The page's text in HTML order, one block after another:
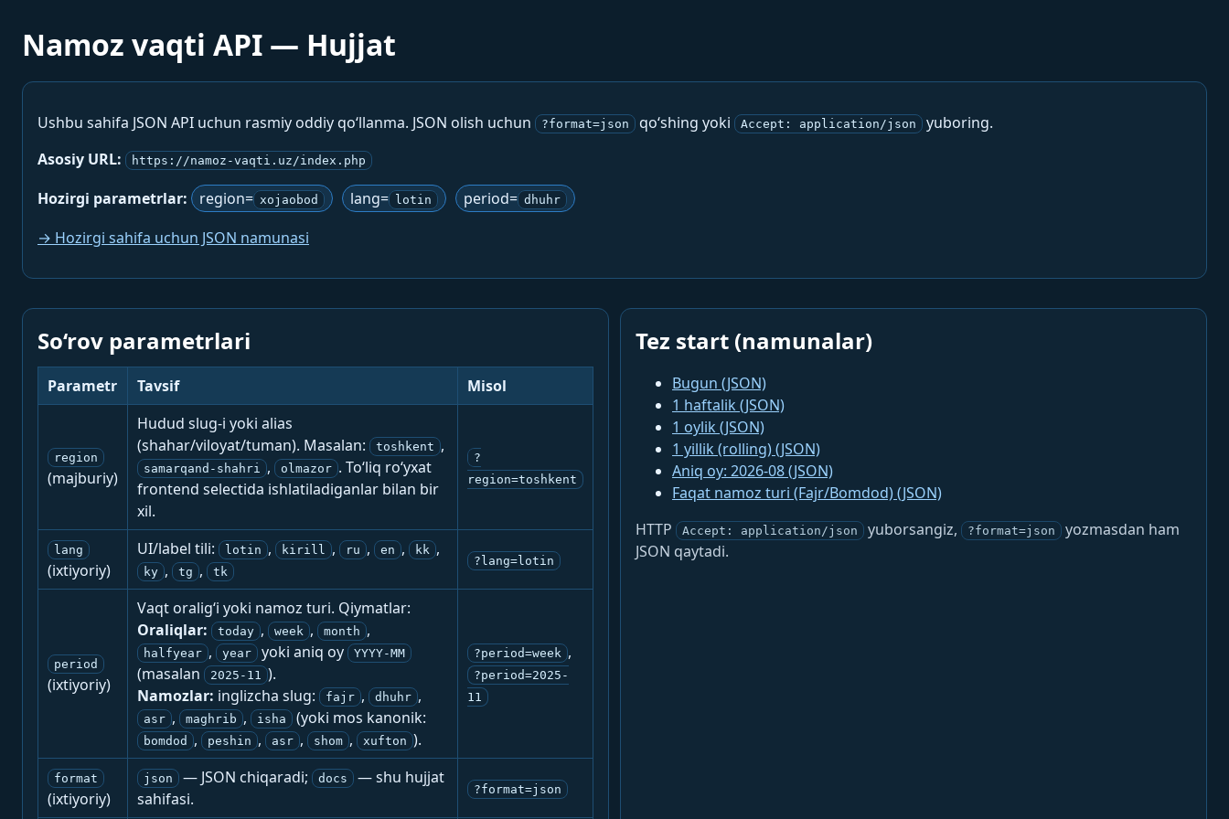
Namoz vaqti API — Hujjat
Ushbu sahifa JSON API uchun rasmiy oddiy qo‘llanma. JSON olish uchun ?format=json qo‘shing yoki Accept: application/json
yuboring.
Asosiy URL:
https://namoz-vaqti.uz/index.php
Hozirgi parametrlar: region= xojaobod lang= lotin period= dhuhr
→ Hozirgi sahifa uchun JSON namunasi
So‘rov parametrlari
Parametr Tavsif Misol
region
(majburiy)
Hudud slug-i yoki alias
(shahar/viloyat/tuman). Masalan:
toshkent ,
samarqand-shahri , olmazor . To‘liq ro‘yxat
frontend selectida ishlatiladiganlar bilan bir
xil.
?
region=toshkent
lang
(ixtiyoriy)
UI/label tili: lotin , kirill , ru , en , kk ,
ky , tg , tk
?lang=lotin
period
(ixtiyoriy)
Vaqt oralig‘i yoki namoz turi. Qiymatlar:
Oraliqlar:
today , week , month ,
halfyear , year yoki aniq oy YYYY-MM
(masalan 2025-11 ).
Namozlar: inglizcha slug: fajr , dhuhr ,
asr , maghrib , isha (yoki mos kanonik:
bomdod , peshin , asr , shom , xufton ).
?period=week ,
?period=2025-
11
format
(ixtiyoriy)
json — JSON chiqaradi; docs
— shu hujjat
sahifasi.
?format=json
Tez start (namunalar)
Bugun (JSON)
1 haftalik (JSON)
1 oylik (JSON)
1 yillik (rolling) (JSON)
Aniq oy: 2026-08 (JSON)
Faqat namoz turi (Fajr/Bomdod) (JSON)
HTTP
Accept: application/json yuborsangiz, ?format=json
yozmasdan ham
JSON qaytadi.